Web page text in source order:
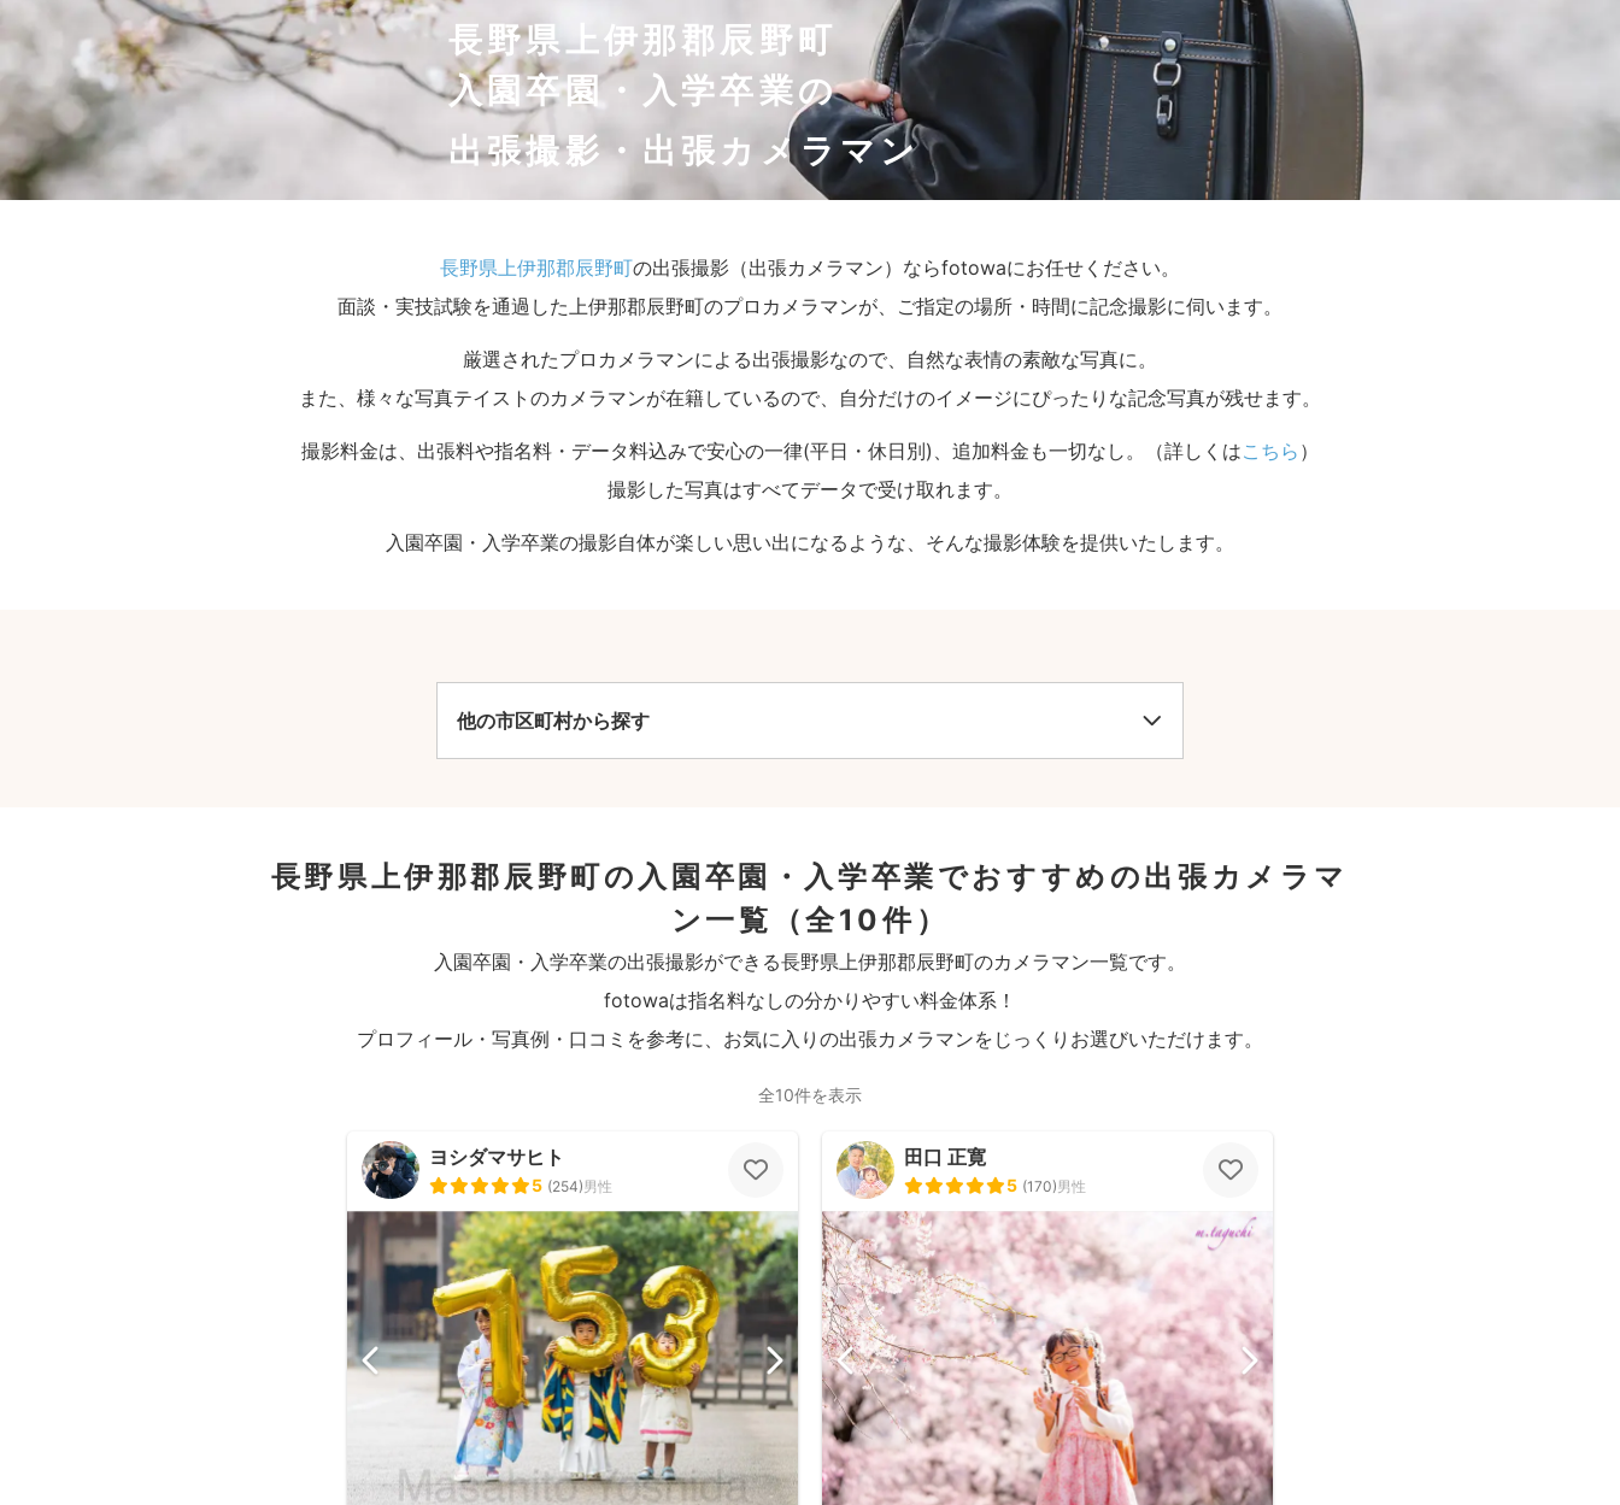
長野県上伊那郡辰野町
入園卒園・入学卒業の
出張撮影・出張カメラマン
長野県上伊那郡辰野町の出張撮影（出張カメラマン）ならfotowaにお任せください。
面談・実技試験を通過した上伊那郡辰野町のプロカメラマンが、ご指定の場所・時間に記念撮影に伺います。
厳選されたプロカメラマンによる出張撮影なので、自然な表情の素敵な写真に。
また、様々な写真テイストのカメラマンが在籍しているので、自分だけのイメージにぴったりな記念写真が残せます。
撮影料金は、出張料や指名料・データ料込みで安心の一律(平日・休日別)、追加料金も一切なし。（詳しくはこちら ）
撮影した写真はすべてデータで受け取れます。
入園卒園・入学卒業の撮影自体が楽しい思い出になるような、そんな撮影体験を提供いたします。
他の市区町村から探す
長野県上伊那郡辰野町の入園卒園・入学卒業でおすすめの出張カメラマ
ン一覧
（全10件）
入園卒園・入学卒業の出張撮影ができる長野県上伊那郡辰野町のカメラマン一覧です。
fotowaは指名料なしの分かりやすい料金体系！
プロフィール・写真例・口コミを参考に、お気に入りの出張カメラマンをじっくりお選びいただけます。
全10件を表示
ヨシダマサヒト
5 (254)男性
田口 正寛
5 (170)男性